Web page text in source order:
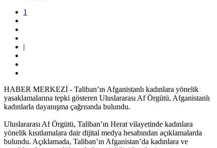
1
|
HABER MERKEZİ - Taliban’ın Afganistanlı kadınlara yönelik
yasaklamalarına tepki gösteren Uluslararası Af Örgütü, Afganistanlı
kadınlarla dayanışma çağrısında bulundu.
Uluslararası Af Örgütü, Taliban’ın Herat vilayetinde kadınlara
yönelik kısıtlamalara dair dijital medya hesabından açıklamalarda
bulundu. Açıklamada, Taliban’ın Afganistan’da kadınlara ve